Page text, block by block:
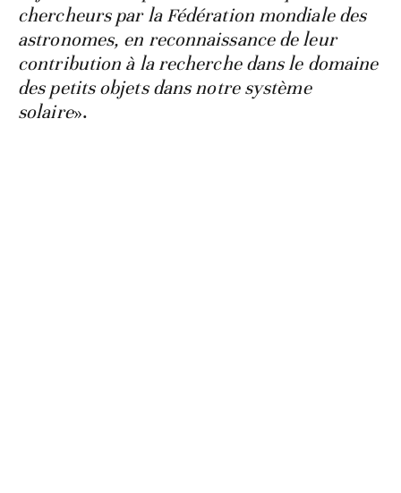
chercheurs par la Fédération mondiale des
astronomes, en reconnaissance de leur
contribution à la recherche dans le domaine
des petits objets dans notre système
solaire».